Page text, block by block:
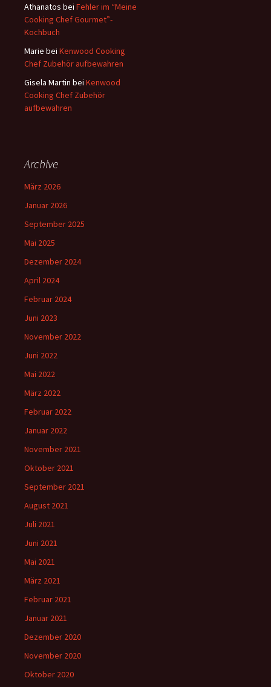
Athanatos bei Fehler im “Meine
Cooking Chef Gourmet”-
Kochbuch
Marie bei Kenwood Cooking
Chef Zubehör aufbewahren
Gisela Martin bei Kenwood
Cooking Chef Zubehör
aufbewahren
Archive
März 2026
Januar 2026
September 2025
Mai 2025
Dezember 2024
April 2024
Februar 2024
Juni 2023
November 2022
Juni 2022
Mai 2022
März 2022
Februar 2022
Januar 2022
November 2021
Oktober 2021
September 2021
August 2021
Juli 2021
Juni 2021
Mai 2021
März 2021
Februar 2021
Januar 2021
Dezember 2020
November 2020
Oktober 2020